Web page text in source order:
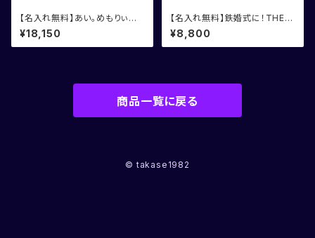
【名入れ無料】あい。めもりぃ
ペット用メモリアル4点セット
¥18,150
【名入れ無料】鉄婚式に！THER
MOS サーモス タンブラー
2個組
¥8,800
商品一覧に戻る
© takase1982